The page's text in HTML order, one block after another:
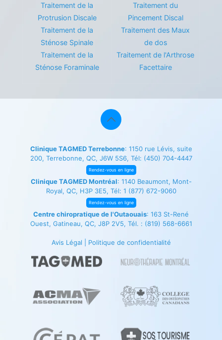
Traitement de la
Protrusion Discale
Traitement de la
Sténose Spinale
Traitement de la
Sténose Foraminale
Traitement du
Pincement Discal
Traitement des Maux
de dos
Traitement de l'Arthrose
Facettaire
Clinique TAGMED Terrebonne: 1150 rue Lévis, suite
200, Terrebonne, QC, J6W 5S6, Tél: (450) 704-4447
Rendez-vous en ligne
Clinique TAGMED Montréal: 1140 Beaumont, Mont-
Royal, QC, H3P 3E5, Tél: 1 (877) 672-9060
Rendez-vous en ligne
Centre chiropratique de l'Outaouais: 163 St-René
Ouest, Gatineau, QC, J8P 2V5, Tél. : (819) 568-6661
Avis Légal Politique de confidentialité